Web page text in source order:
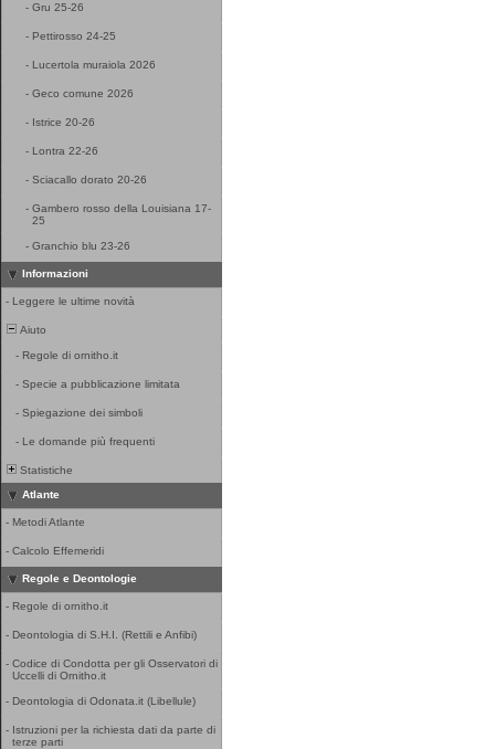
- Gru 25-26
- Pettirosso 24-25
- Lucertola muraiola 2026
- Geco comune 2026
- Istrice 20-26
- Lontra 22-26
- Sciacallo dorato 20-26
- Gambero rosso della Louisiana 17-
25
- Granchio blu 23-26
Informazioni
- Leggere le ultime novità
Aiuto
- Regole di ornitho.it
- Specie a pubblicazione limitata
- Spiegazione dei simboli
- Le domande più frequenti
Statistiche
Atlante
- Metodi Atlante
- Calcolo Effemeridi
Regole e Deontologie
- Regole di ornitho.it
- Deontologia di S.H.I. (Rettili e Anfibi)
- Codice di Condotta per gli Osservatori di
Uccelli di Ornitho.it
- Deontologia di Odonata.it (Libellule)
- Istruzioni per la richiesta dati da parte di
terze parti